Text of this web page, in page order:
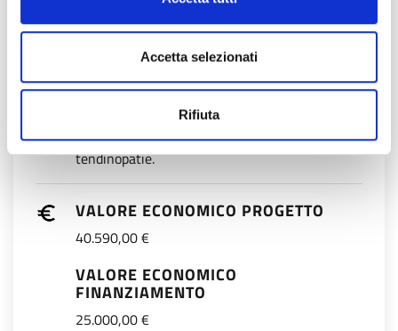
Accetta selezionati
Rifiuta
KEYWORDS
Infiammazione delle articolazioni e tendini,
processo degenerativo, integratori alimentari,
infiammazione cronica, stress ossidativo,
tendinopatie.
VALORE ECONOMICO PROGETTO
40.590,00 €
VALORE ECONOMICO
FINANZIAMENTO
25.000,00 €